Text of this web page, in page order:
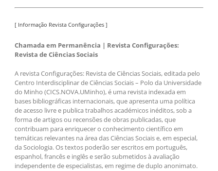
[ Informação Revista Configurações ]
Chamada em Permanência | Revista Configurações:
Revista de Ciências Sociais
A revista Configurações: Revista de Ciências Sociais, editada pelo
Centro Interdisciplinar de Ciências Sociais – Polo da Universidade
do Minho (CICS.NOVA.UMinho), é uma revista indexada em
bases bibliográficas internacionais, que apresenta uma política
de acesso livre e publica trabalhos académicos inéditos, sob a
forma de artigos ou recensões de obras publicadas, que
contribuam para enriquecer o conhecimento científico em
temáticas relevantes na área das Ciências Sociais e, em especial,
da Sociologia. Os textos poderão ser escritos em português,
espanhol, francês e inglês e serão submetidos à avaliação
independente de especialistas, em regime de duplo anonimato.